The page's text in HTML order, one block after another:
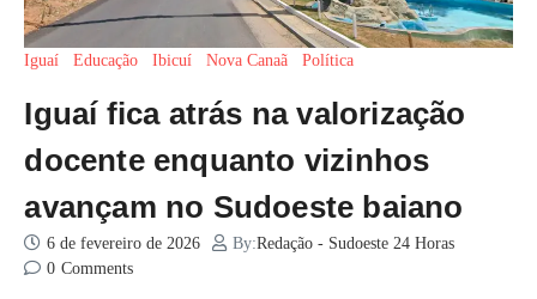
Iguaí Educação Ibicuí Nova Canaã Política
Iguaí fica atrás na valorização
docente enquanto vizinhos
avançam no Sudoeste baiano
6 de fevereiro de 2026 By:Redação - Sudoeste 24 Horas
0 Comments